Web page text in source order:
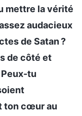
mettre la vérité
audacieux
de Satan ?
de côté et
tu
ton cœur au